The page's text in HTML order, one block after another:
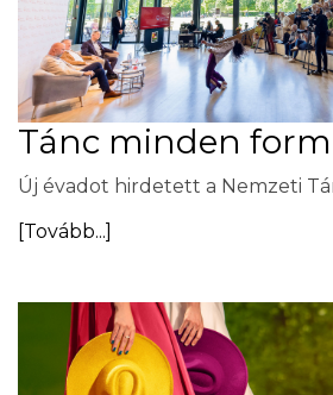
Tánc minden
Új évadot hirdetett a Nemzeti
[Tovább...]